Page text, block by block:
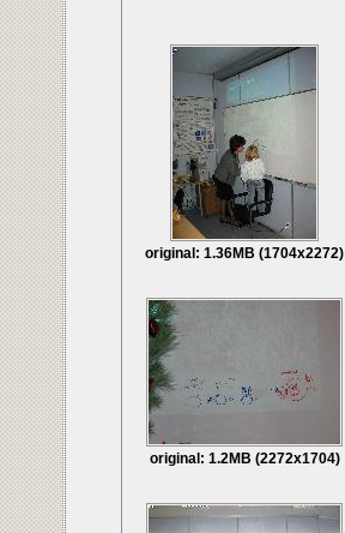
original: 1.36MB (1704x2272)
original: 1.2MB (2272x1704)